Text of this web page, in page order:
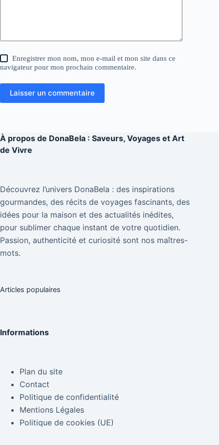
Enregistrer mon nom, mon e-mail et mon site dans ce
navigateur pour mon prochain commentaire.
Laisser un commentaire
À propos de DonaBela : Saveurs, Voyages et Art
de Vivre
Découvrez l’univers DonaBela : des inspirations
gourmandes, des récits de voyages fascinants, des
idées pour la maison et des actualités inédites,
pour sublimer chaque instant de votre quotidien.
Passion, authenticité et curiosité sont nos maîtres-
mots.
Articles populaires
Informations
Plan du site
Contact
Politique de confidentialité
Mentions Légales
Politique de cookies (UE)